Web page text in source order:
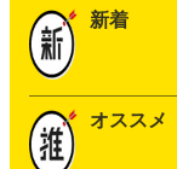
新着
オススメ